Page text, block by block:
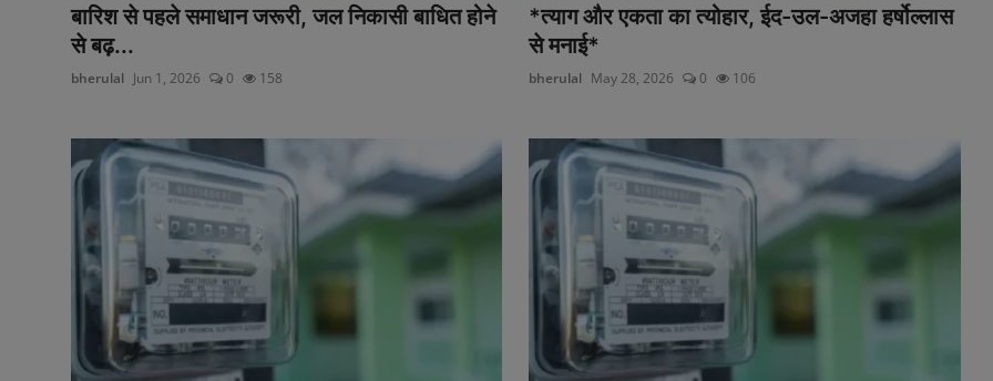
बारिश से पहले समाधान जरूरी, जल निकासी बाधित होने
से बढ़...
bherulal Jun 1, 2026 0 158
*त्याग और एकता का त्योहार, ईद-उल-अजहा हर्षोल्लास
से मनाई*
bherulal May 28, 2026 0 106